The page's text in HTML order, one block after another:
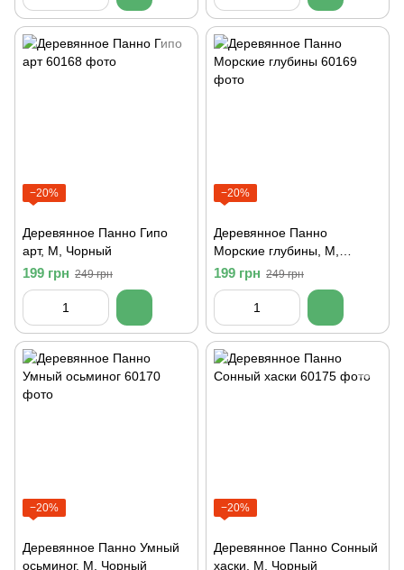
−20%
Деревянное Панно Гипо
арт, M, Чорный
199 грн 249 грн
−20%
Деревянное Панно
Морские глубины, M,
Чорный
199 грн 249 грн
−20%
Деревянное Панно Умный
осьминог, M, Чорный
−20%
Деревянное Панно Сонный
хаски, M, Чорный